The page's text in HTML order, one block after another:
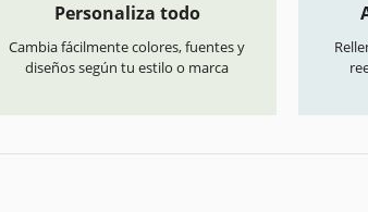
Personaliza todo
Cambia fácilmente colores, fuentes y
diseños según tu estilo o marca